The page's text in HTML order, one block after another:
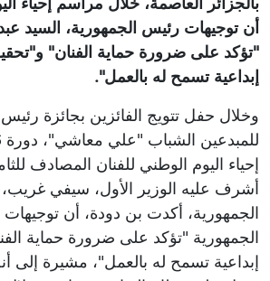
أن توجيهات رئيس الجمهورية، السيد
"تؤكد على ضرورة حماية الفنان"
إبداعية تسمح له بالعمل".
وخلال حفل تتويج الفائزين بجائزة
إحياء اليوم الوطني للفنان المصادف
أشرف عليه الوزير الأول، سيفي
الجمهورية، أكدت بن دودة، أن
الجمهورية "تؤكد على ضرورة حماية
إبداعية تسمح له بالعمل"، مشيرة إلى